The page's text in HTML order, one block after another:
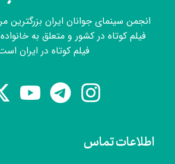
اطلاعات تماس
انجمن سینمای جوانان ایران بزرگترین
فیلم کوتاه در کشور و متعلق به
فیلم کوتاه در ایران